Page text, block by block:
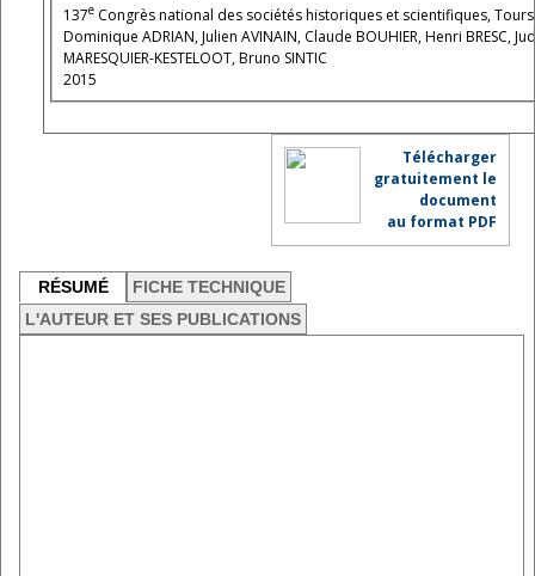
137e Congrès national des sociétés historiques et scientifiques,
Dominique ADRIAN, Julien AVINAIN, Claude BOUHIER, Henri BRESC,
MARESQUIER-KESTELOOT, Bruno SINTIC
2015
Télécharger
gratuitement le
document
au format PDF
RÉSUMÉ
FICHE TECHNIQUE
L'AUTEUR ET SES PUBLICATIONS